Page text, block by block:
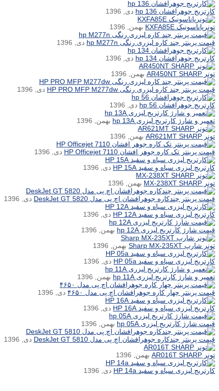
کارتریج جوهرافشان hp 136
دی, 1396
تونرپاناسونیک KXFA85E
بهمن, 1396
قیمت پرینتر چند کاره لیزری رنگی hp M277n
دی, 1396
کارتریج جوهرافشان hp 134
دی, 1396
تونر AR450NT SHARP
بهمن, 1396
قیمت پرینتر چند کاره لیزری رنگی HP PRO MFP M277dw
دی, 1396
کارتریج جوهرافشان hp 56
دی, 1396
تعمیر و شارژ کارتریج لیزری hp 13A
بهمن, 1396
تونر AR621MT SHARP
بهمن, 1396
قیمت پرینتر تک کاره جوهر افشان HP Officejet 7110
دی, 1396
کارتریج لیزری سیاه و سفید HP 15A
دی, 1396
تونر MX-238XT SHARP
بهمن, 1396
قیمت پرینتر چندکاره جوهرافشان اچ پی مدل DeskJet GT 5820
دی, 1396
کارتریج لیزری سیاه و سفید HP 12A
دی, 1396
قیمت شارژ کارتریج لیزری hp 12A
بهمن, 1396
تونر شارپ Sharp MX-235XT
بهمن, 1396
کارتریج لیزری سیاه و سفید HP 05a
دی, 1396
تعمیر و شارژ کارتریج لیزری hp 11A
بهمن, 1396
قیمت پرینتر چهار کاره جوهرافشان اچ پی مدل ۴۶۵۰
دی, 1396
کارتریج لیزری سیاه و سفید HP 16A
دی, 1396
قیمت شارژ کارتریج لیزری hp 05A
بهمن, 1396
قیمت پرینتر چندکاره جوهرافشان اچ پی مدل DeskJet GT 5810
دی, 1396
تونر AR016T SHARP
بهمن, 1396
کارتریج لیزری سیاه و سفید HP 14a
دی, 1396